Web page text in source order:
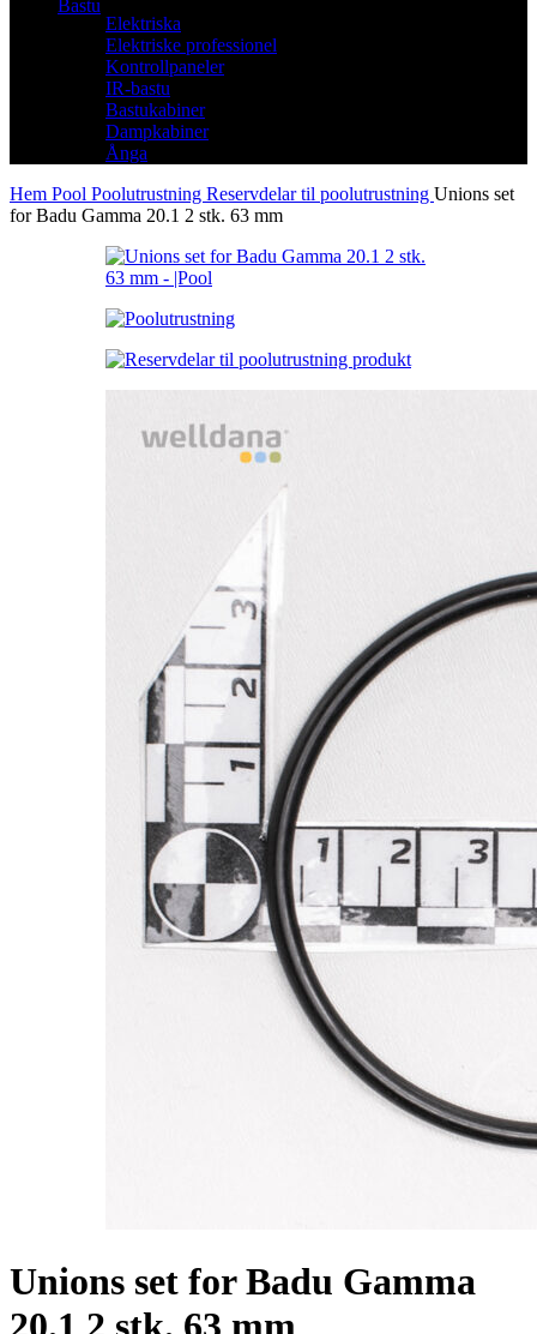
Bastu
Elektriska
Elektriske professionel
Kontrollpaneler
IR-bastu
Bastukabiner
Dampkabiner
Ånga
Hem Pool Poolutrustning Reservdelar til poolutrustning Unions set
for Badu Gamma 20.1 2 stk. 63 mm
Unions set for Badu Gamma